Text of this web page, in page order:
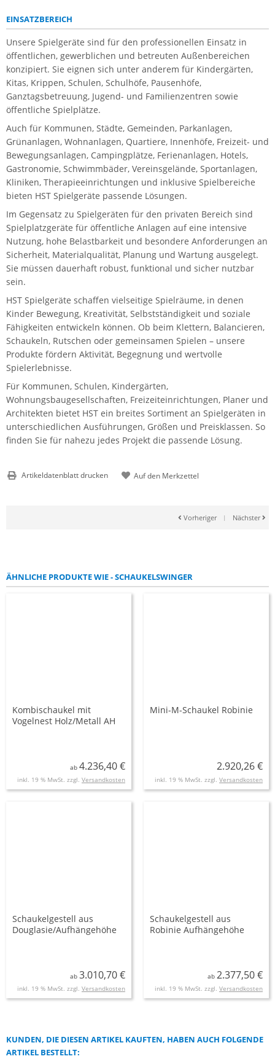
EINSATZBEREICH
Unsere Spielgeräte sind für den professionellen Einsatz in
öffentlichen, gewerblichen und betreuten Außenbereichen
konzipiert. Sie eignen sich unter anderem für Kindergärten,
Kitas, Krippen, Schulen, Schulhöfe, Pausenhöfe,
Ganztagsbetreuung, Jugend- und Familienzentren sowie
öffentliche Spielplätze.
Auch für Kommunen, Städte, Gemeinden, Parkanlagen,
Grünanlagen, Wohnanlagen, Quartiere, Innenhöfe, Freizeit- und
Bewegungsanlagen, Campingplätze, Ferienanlagen, Hotels,
Gastronomie, Schwimmbäder, Vereinsgelände, Sportanlagen,
Kliniken, Therapieeinrichtungen und inklusive Spielbereiche
bieten HST Spielgeräte passende Lösungen.
Im Gegensatz zu Spielgeräten für den privaten Bereich sind
Spielplatzgeräte für öffentliche Anlagen auf eine intensive
Nutzung, hohe Belastbarkeit und besondere Anforderungen an
Sicherheit, Materialqualität, Planung und Wartung ausgelegt.
Sie müssen dauerhaft robust, funktional und sicher nutzbar
sein.
HST Spielgeräte schaffen vielseitige Spielräume, in denen
Kinder Bewegung, Kreativität, Selbstständigkeit und soziale
Fähigkeiten entwickeln können. Ob beim Klettern, Balancieren,
Schaukeln, Rutschen oder gemeinsamen Spielen – unsere
Produkte fördern Aktivität, Begegnung und wertvolle
Spielerlebnisse.
Für Kommunen, Schulen, Kindergärten,
Wohnungsbaugesellschaften, Freizeiteinrichtungen, Planer und
Architekten bietet HST ein breites Sortiment an Spielgeräten in
unterschiedlichen Ausführungen, Größen und Preisklassen. So
finden Sie für nahezu jedes Projekt die passende Lösung.
Artikeldatenblatt drucken
Vorheriger | Nächster
ÄHNLICHE PRODUKTE WIE - SCHAUKELSWINGER
Kombischaukel mit
Vogelnest Holz/Metall AH
ab 4.236,40 €
inkl. 19 % MwSt. zzgl. Versandkosten
Mini-M-Schaukel Robinie
2.920,26 €
inkl. 19 % MwSt. zzgl. Versandkosten
Schaukelgestell aus
Douglasie/Aufhängehöhe
ab 3.010,70 €
inkl. 19 % MwSt. zzgl. Versandkosten
Schaukelgestell aus
Robinie Aufhängehöhe
ab 2.377,50 €
inkl. 19 % MwSt. zzgl. Versandkosten
KUNDEN, DIE DIESEN ARTIKEL KAUFTEN, HABEN AUCH FOLGENDE
ARTIKEL BESTELLT: